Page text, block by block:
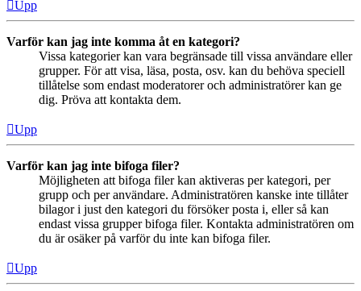
Upp
Varför kan jag inte komma åt en kategori?
Vissa kategorier kan vara begränsade till vissa användare eller
grupper. För att visa, läsa, posta, osv. kan du behöva speciell
tillåtelse som endast moderatorer och administratörer kan ge
dig. Pröva att kontakta dem.
Upp
Varför kan jag inte bifoga filer?
Möjligheten att bifoga filer kan aktiveras per kategori, per
grupp och per användare. Administratören kanske inte tillåter
bilagor i just den kategori du försöker posta i, eller så kan
endast vissa grupper bifoga filer. Kontakta administratören om
du är osäker på varför du inte kan bifoga filer.
Upp